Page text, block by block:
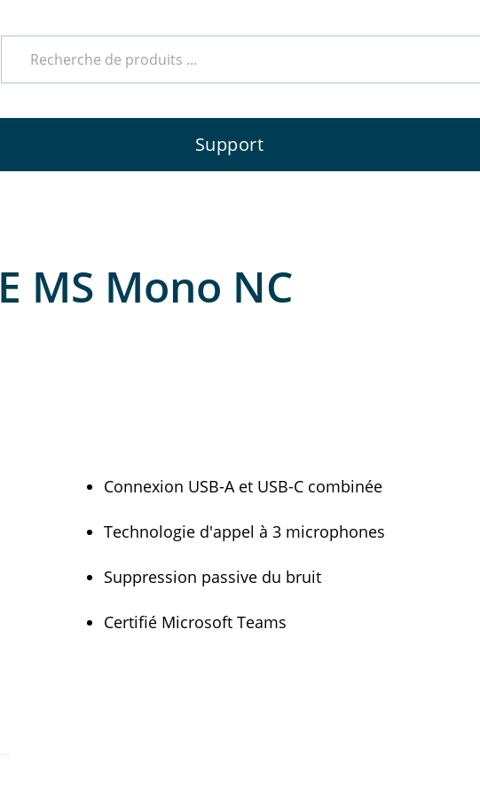
Support
MS Mono NC
Connexion USB-A et USB-C combinée
Technologie d'appel à 3 microphones
Suppression passive du bruit
Certifié Microsoft Teams